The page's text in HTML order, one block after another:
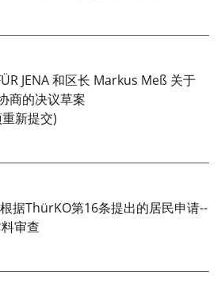
JENA 和区长 Markus Meß 关于
商的决议草案
新提交)
据ThürKO第16条提出的居民申请--
审查